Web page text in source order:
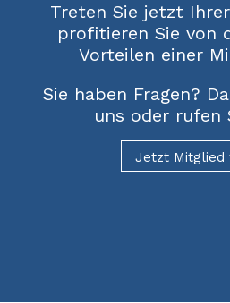
Treten Sie jetzt
profitieren Sie von
Vorteilen einer
Sie haben Fragen?
uns oder rufen
Jetzt Mitglied